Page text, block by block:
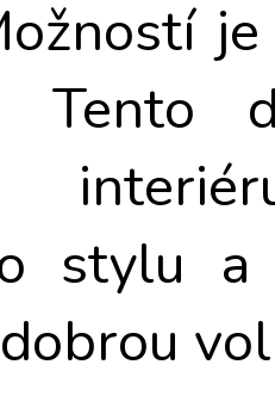
Tento
stylu